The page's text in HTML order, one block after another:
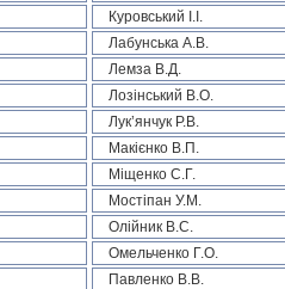
Куровський І.І.
Лабунська А.В.
Лемза В.Д.
Лозінський В.О.
Лук’янчук Р.В.
Макієнко В.П.
Міщенко С.Г.
Мостіпан У.М.
Олійник В.С.
Омельченко Г.О.
Павленко В.В.